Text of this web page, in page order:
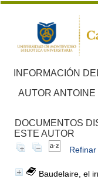
INFORMACIÓN
AUTOR ANTOINE
DOCUMENTOS
ESTE AUTOR
Baudelaire, el